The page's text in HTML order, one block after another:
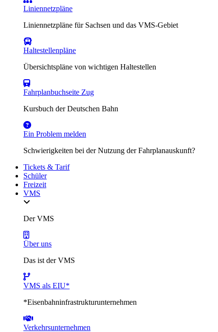
Liniennetzpläne
Liniennetzpläne für Sachsen und das VMS-Gebiet
Haltestellenpläne
Übersichtspläne von wichtigen Haltestellen
Fahrplanbuchseite Zug
Kursbuch der Deutschen Bahn
Ein Problem melden
Schwierigkeiten bei der Nutzung der Fahrplanauskunft?
Tickets & Tarif
Schüler
Freizeit
VMS
Der VMS
Über uns
Das ist der VMS
VMS als EIU*
*Eisenbahninfrastrukturunternehmen
Verkehrsunternehmen